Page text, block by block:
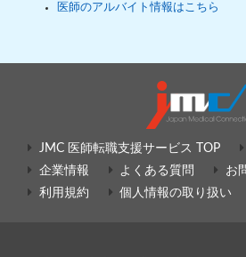
医師のアルバイト情報はこちら
JMC 医師転職支援サービス TOP
企業情報
よくある質問
お
利用規約
個人情報の取り扱い